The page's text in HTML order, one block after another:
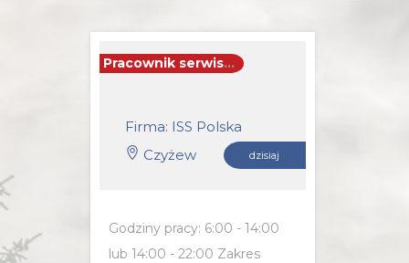
Pracownik serwisu sprzątającego
Firma: ISS Polska
Czyżew
dzisiaj
Godziny pracy: 6:00 - 14:00
lub 14:00 - 22:00 Zakres